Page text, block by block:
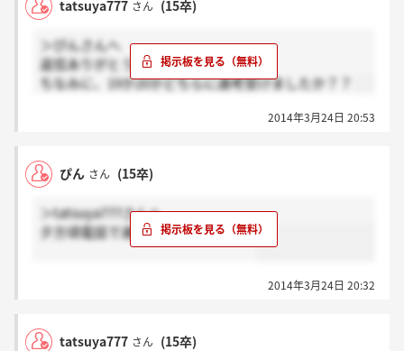
tatsuya777 さん (15卒)
＞ぴんさんへ
返信ありがとうございます！
ちなみに、19か20かどちらに選考受けましたか？？
2014年3月24日 20:53
ぴん さん (15卒)
＞tatsuya777さんへ
夕方頃電話で連絡いただきました！
2014年3月24日 20:32
tatsuya777 さん (15卒)